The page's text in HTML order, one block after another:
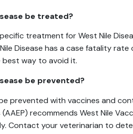
be treated?
treatment for West Nile
Disease has a case fatality
best way to avoid it.
be prevented?
prevented with vaccines and
recommends West Nile
Contact your veterinarian to